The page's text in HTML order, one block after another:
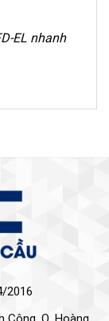
EL nhanh
2016